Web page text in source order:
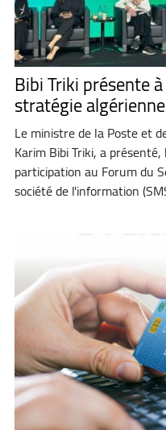
Bibi Triki présente
stratégie algérienne
Le ministre de la Poste et
Karim Bibi Triki, a
participation au Forum du
société de l'information